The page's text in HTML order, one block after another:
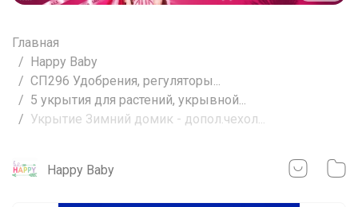
Главная
Happy Baby
СП296 Удобрения, регуляторы...
5 укрытия для растений, укрывной...
Укрытие Зимний домик - допол.чехол...
Happy Baby